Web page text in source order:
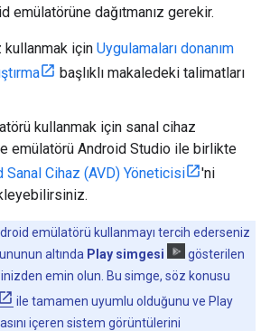
emülatörüne dağıtmanız gerekir.
kullanmak için Uygulamaları donanım
başlıklı makaledeki talimatları
kullanmak için sanal cihaz
emülatörü Android Studio ile birlikte
Sanal Cihaz (AVD) Yöneticisi
'ni
emülatörü kullanmayı tercih ederseniz
altında Play simgesi
gösterilen
emin olun. Bu simge, söz konusu
ile tamamen uyumlu olduğunu ve Play
içeren sistem görüntülerini